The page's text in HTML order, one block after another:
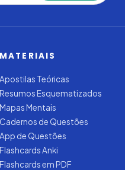
MATERIAIS
Apostilas Teóricas
Resumos Esquematizados
Mapas Mentais
Cadernos de Questões
App de Questões
Flashcards Anki
Flashcards em PDF